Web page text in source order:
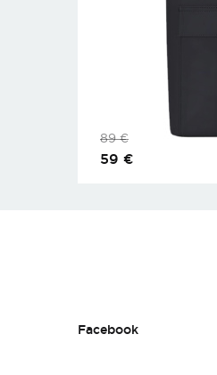
89€
59 €
Facebook